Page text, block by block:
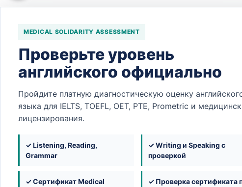
MEDICAL SOLIDARITY ASSESSMENT
Проверьте уровень
английского официально
Пройдите платную диагностическую оценку
языка для IELTS, TOEFL, OET, PTE, Prometric и
лицензирования.
✓ Listening, Reading,
Grammar
✓ Writing и Speaking с
проверкой
✓ Сертификат Medical
✓ Проверка сертификата
Order
Urology
Return to